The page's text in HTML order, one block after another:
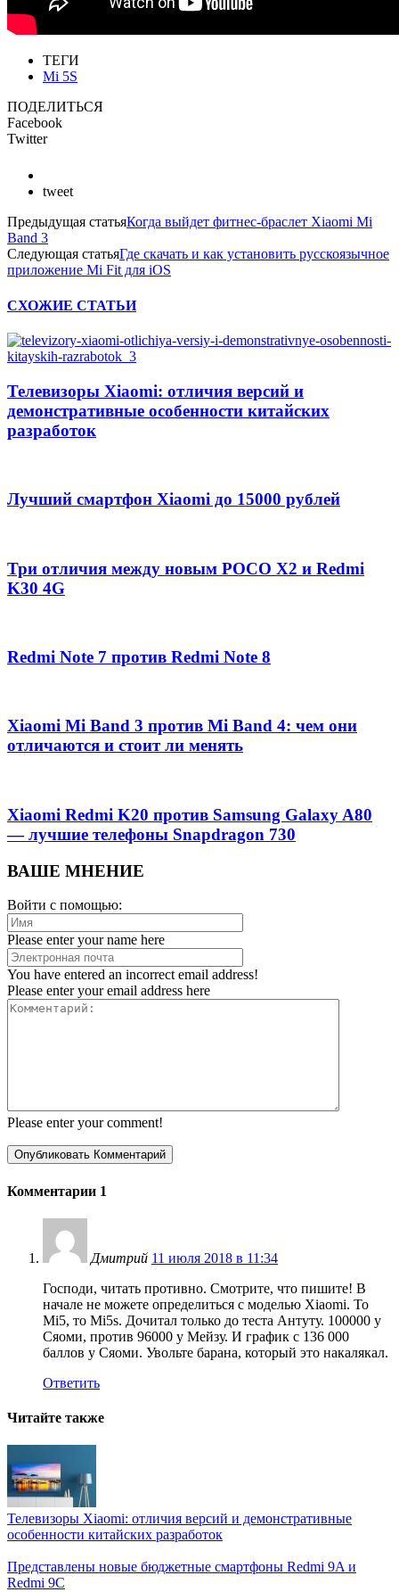
ТЕГИ
Mi 5S
ПОДЕЛИТЬСЯ
Facebook
Twitter
tweet
Предыдущая статьяКогда выйдет фитнес-браслет Xiaomi Mi
Band 3
Следующая статьяГде скачать и как установить русскоязычное
приложение Mi Fit для iOS
СХОЖИЕ СТАТЬИ
Телевизоры Xiaomi: отличия версий и
демонстративные особенности китайских
разработок
Лучший смартфон Xiaomi до 15000 рублей
Три отличия между новым POCO X2 и Redmi
K30 4G
Redmi Note 7 против Redmi Note 8
Xiaomi Mi Band 3 против Mi Band 4: чем они
отличаются и стоит ли менять
Xiaomi Redmi K20 против Samsung Galaxy A80
— лучшие телефоны Snapdragon 730
ВАШЕ МНЕНИЕ
Войти с помощью:
Please enter your name here
You have entered an incorrect email address!
Please enter your email address here
Please enter your comment!
Комментарии 1
Дмитрий 11 июля 2018 в 11:34
Господи, читать противно. Смотрите, что пишите! В
начале не можете определиться с моделью Xiaomi. То
Mi5, то Mi5s. Дочитал только до теста Антуту. 100000 у
Сяоми, против 96000 у Мейзу. И график с 136 000
баллов у Сяоми. Увольте барана, который это накалякал.
Ответить
Читайте также
Телевизоры Xiaomi: отличия версий и демонстративные
особенности китайских разработок
Представлены новые бюджетные смартфоны Redmi 9A и
Redmi 9C